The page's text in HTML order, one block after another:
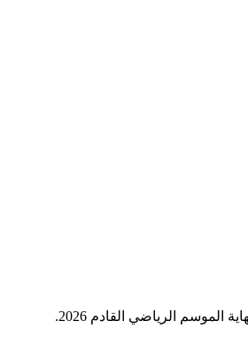
الرياضي القادم 2026.